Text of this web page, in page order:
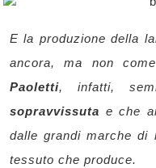
E la produzione della
ancora, ma non
Paoletti, infatti,
sopravvissuta e che
dalle grandi marche di
tessuto che produce.